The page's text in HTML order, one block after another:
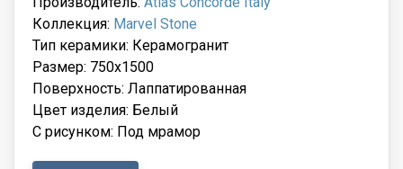
Коллекция: Marvel Stone
Тип керамики: Керамогранит
Размер: 750x1500
Поверхность: Лаппатированная
Цвет изделия: Белый
С рисунком: Под мрамор